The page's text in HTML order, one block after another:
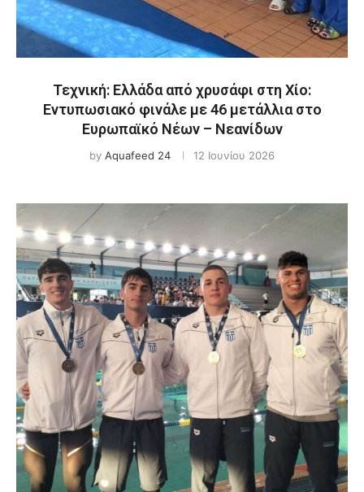
Τεχνική: Ελλάδα από χρυσάφι στη Χίο:
Εντυπωσιακό φινάλε με 46 μετάλλια στο
Ευρωπαϊκό Νέων – Νεανίδων
by Aquafeed 24 12 Ιουνίου 2026